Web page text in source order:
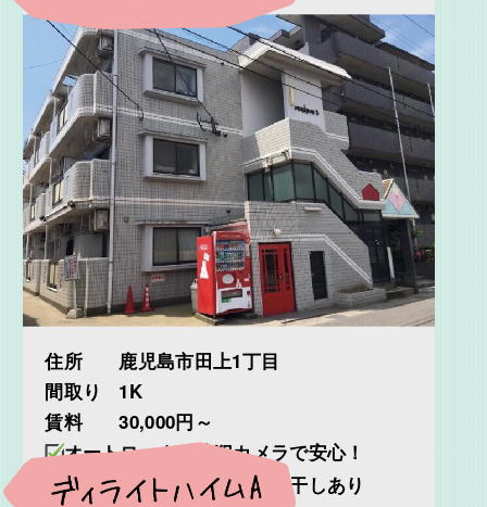
住所
鹿児島市田上1丁目
間取り
1K
賃料
30,000円～
オートロックと防犯カメラで安心！
灰が降っても安心の室内物干しあり